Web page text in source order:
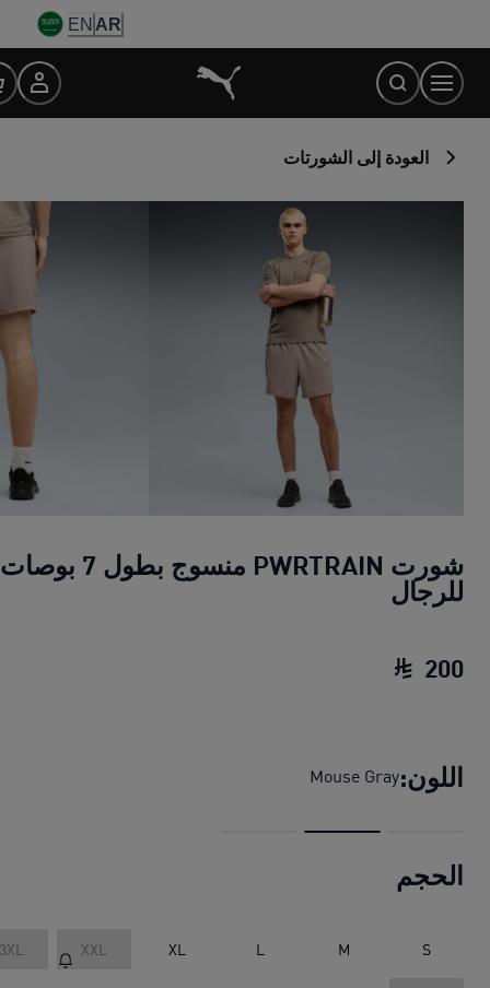
Content
AR
EN
العودة إلى الشورتات
شورت PWRTRAIN منسوج بطول 7 بوصات
للرجال
200
اللون:Mouse Gray
الحجم
S
M
L
XL
XXL